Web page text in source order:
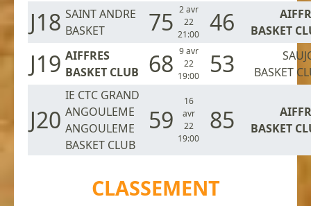
J18 SAINT ANDRE
BASKET
75 2 avr
22
21:00
46
BASKET
J19 AIFFRES
BASKET CLUB
68 9 avr
22
19:00
53
BASKET
J20
IE CTC GRAND
ANGOULEME
ANGOULEME
BASKET CLUB
59
16
avr
22
19:00
85
BASKET
CLASSEMENT